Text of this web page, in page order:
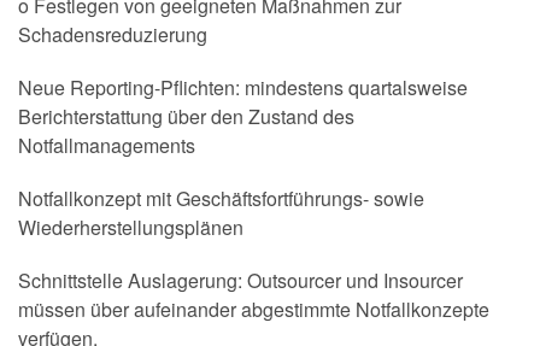
o Festlegen von geeigneten Maßnahmen zur
Schadensreduzierung
Neue Reporting-Pflichten: mindestens quartalsweise
Berichterstattung über den Zustand des
Notfallmanagements
Notfallkonzept mit Geschäftsfortführungs- sowie
Wiederherstellungsplänen
Schnittstelle Auslagerung: Outsourcer und Insourcer
müssen über aufeinander abgestimmte Notfallkonzepte
verfügen.